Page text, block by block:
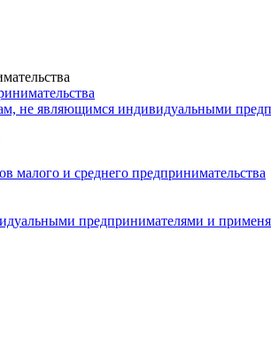
не являющимся индивидуальными
малого и среднего предпринимательства
предпринимателями и